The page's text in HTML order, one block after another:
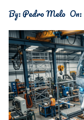
By:Pedro Melo On: